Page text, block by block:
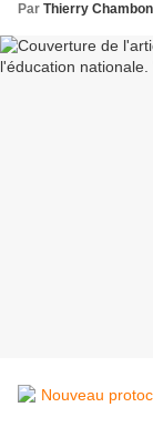
Par Thierry Chambon